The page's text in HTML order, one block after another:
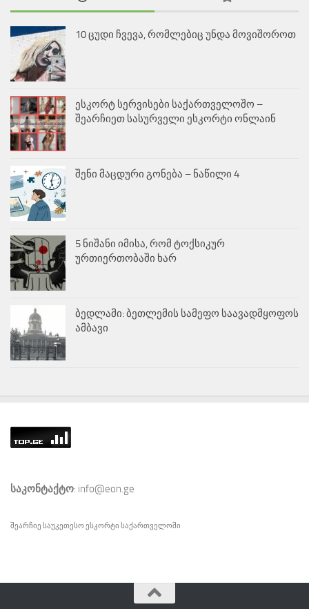
10 ცუდი ჩვევა, რომლებიც უნდა მოვიშოროთ
ესკორტ სერვისები საქართველოშო –
შეარჩიეთ სასურველი ესკორტი ონლაინ
შენი მაცდური გონება – ნაწილი 4
5 ნიშანი იმისა, რომ ტოქსიკურ
ურთიერთობაში ხარ
ბედლამი: ბეთლემის სამეფო საავადმყოფოს
ამბავი
საკონტაქტო: info@eon.ge
შეარჩიე საუკეთესო ესკორტი საქართველოში